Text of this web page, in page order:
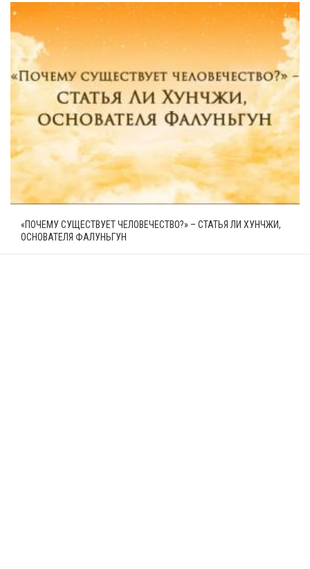
«ПОЧЕМУ СУЩЕСТВУЕТ ЧЕЛОВЕЧЕСТВО?» – СТАТЬЯ ЛИ ХУНЧЖИ,
ОСНОВАТЕЛЯ ФАЛУНЬГУН